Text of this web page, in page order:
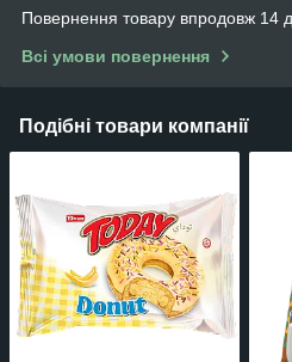
Повернення товару впродовж 14
Всі умови повернення
Подібні товари компанії